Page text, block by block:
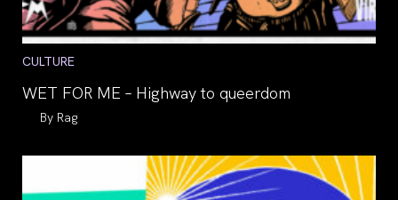
Post
CULTURE
WET FOR ME – Highway to queerdom
Auteur/autrice
la
Rag